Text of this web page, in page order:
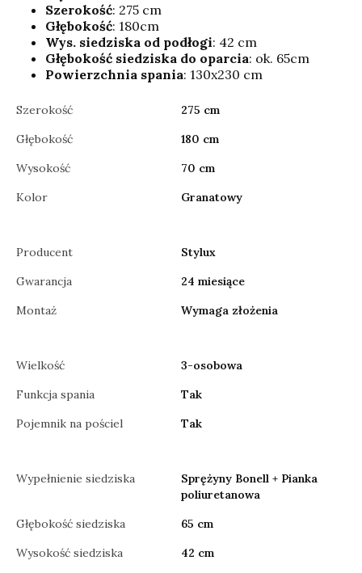
Szerokość: 275 cm
Głębokość: 180cm
Wys. siedziska od podłogi: 42 cm
Głębokość siedziska do oparcia: ok. 65cm
Powierzchnia spania: 130x230 cm
Szerokość
275 cm
Głębokość
180 cm
Wysokość
70 cm
Kolor
Granatowy
Producent
Stylux
Gwarancja
24 miesiące
Montaż
Wymaga złożenia
Wielkość
3-osobowa
Funkcja spania
Tak
Pojemnik na pościel
Tak
Wypełnienie siedziska
Sprężyny Bonell + Pianka
poliuretanowa
Głębokość siedziska
65 cm
Wysokość siedziska
42 cm